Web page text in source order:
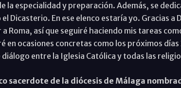
la especialidad y preparación. Además, se
el Dicasterio. En ese elenco estaría yo. Gracias a
Roma, así que seguiré haciendo mis tareas
en ocasiones concretas como los próximos
entre la Iglesia Católica y todas las
sacerdote de la diócesis de Málaga